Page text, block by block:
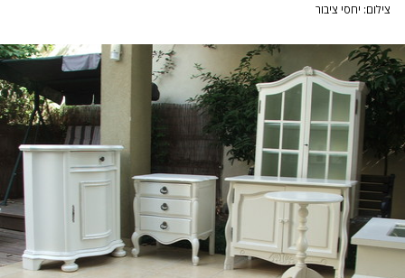
צילום: יחסי ציבור